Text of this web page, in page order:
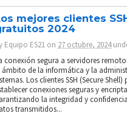
mejores clientes
2024
Equipo ES21 on 27 octubre, 2024
conexión segura a servidores
ámbito de la informática y la
Los clientes SSH (Secure Shell)
conexiones seguras y
la integridad y
transmitidos...